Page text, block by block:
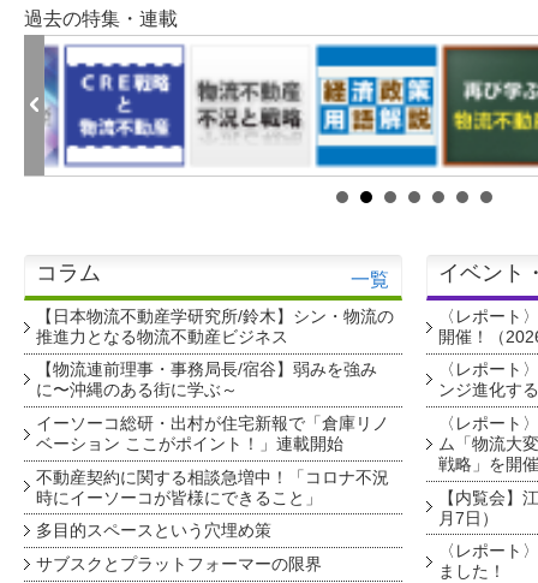
過去の特集・連載
コラム 一覧
【日本物流不動産学研究所/鈴木】シン・物流の
推進力となる物流不動産ビジネス
【物流連前理事・事務局長/宿谷】弱みを強み
に〜沖縄のある街に学ぶ～
イーソーコ総研・出村が住宅新報で「倉庫リノ
ベーション ここがポイント！」連載開始
不動産契約に関する相談急増中！「コロナ不況
時にイーソーコが皆様にできること」
多目的スペースという穴埋め策
サブスクとプラットフォーマーの限界
イベント
〈レポート
開催！（
〈レポート
ンジ進化す
〈レポート
ム「物流大
戦略」を開
【内覧会】
月7日）
〈レポート
ました！